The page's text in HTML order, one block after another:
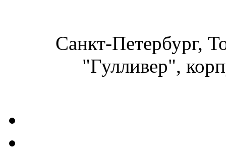
Санкт-Петербург,
"Гулливер",